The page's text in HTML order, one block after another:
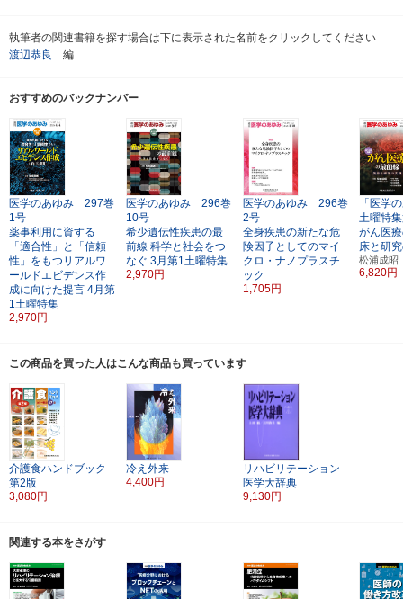
執筆者の関連書籍を探す場合は下に表示された名前をクリックしてください
渡辺恭良
編
おすすめのバックナンバー
医学のあゆみ 297巻
1号
薬事利用に資する
「適合性」と「信頼
性」をもつリアルワ
ールドエビデンス作
成に向けた提言 4月第
1土曜特集
2,970円
医学のあゆみ 296巻
10号
希少遺伝性疾患の最
前線 科学と社会をつ
なぐ 3月第1土曜特集
2,970円
医学のあゆみ 296巻
2号
全身疾患の新たな危
険因子としてのマイ
クロ・ナノプラスチ
ック
1,705円
「医学
土曜特
がん医
床と研
松浦成
6,820円
この商品を買った人はこんな商品も買っています
介護食ハンドブック
第2版
3,080円
冷え外来
4,400円
リハビリテーション
医学大辞典
9,130円
関連する本をさがす